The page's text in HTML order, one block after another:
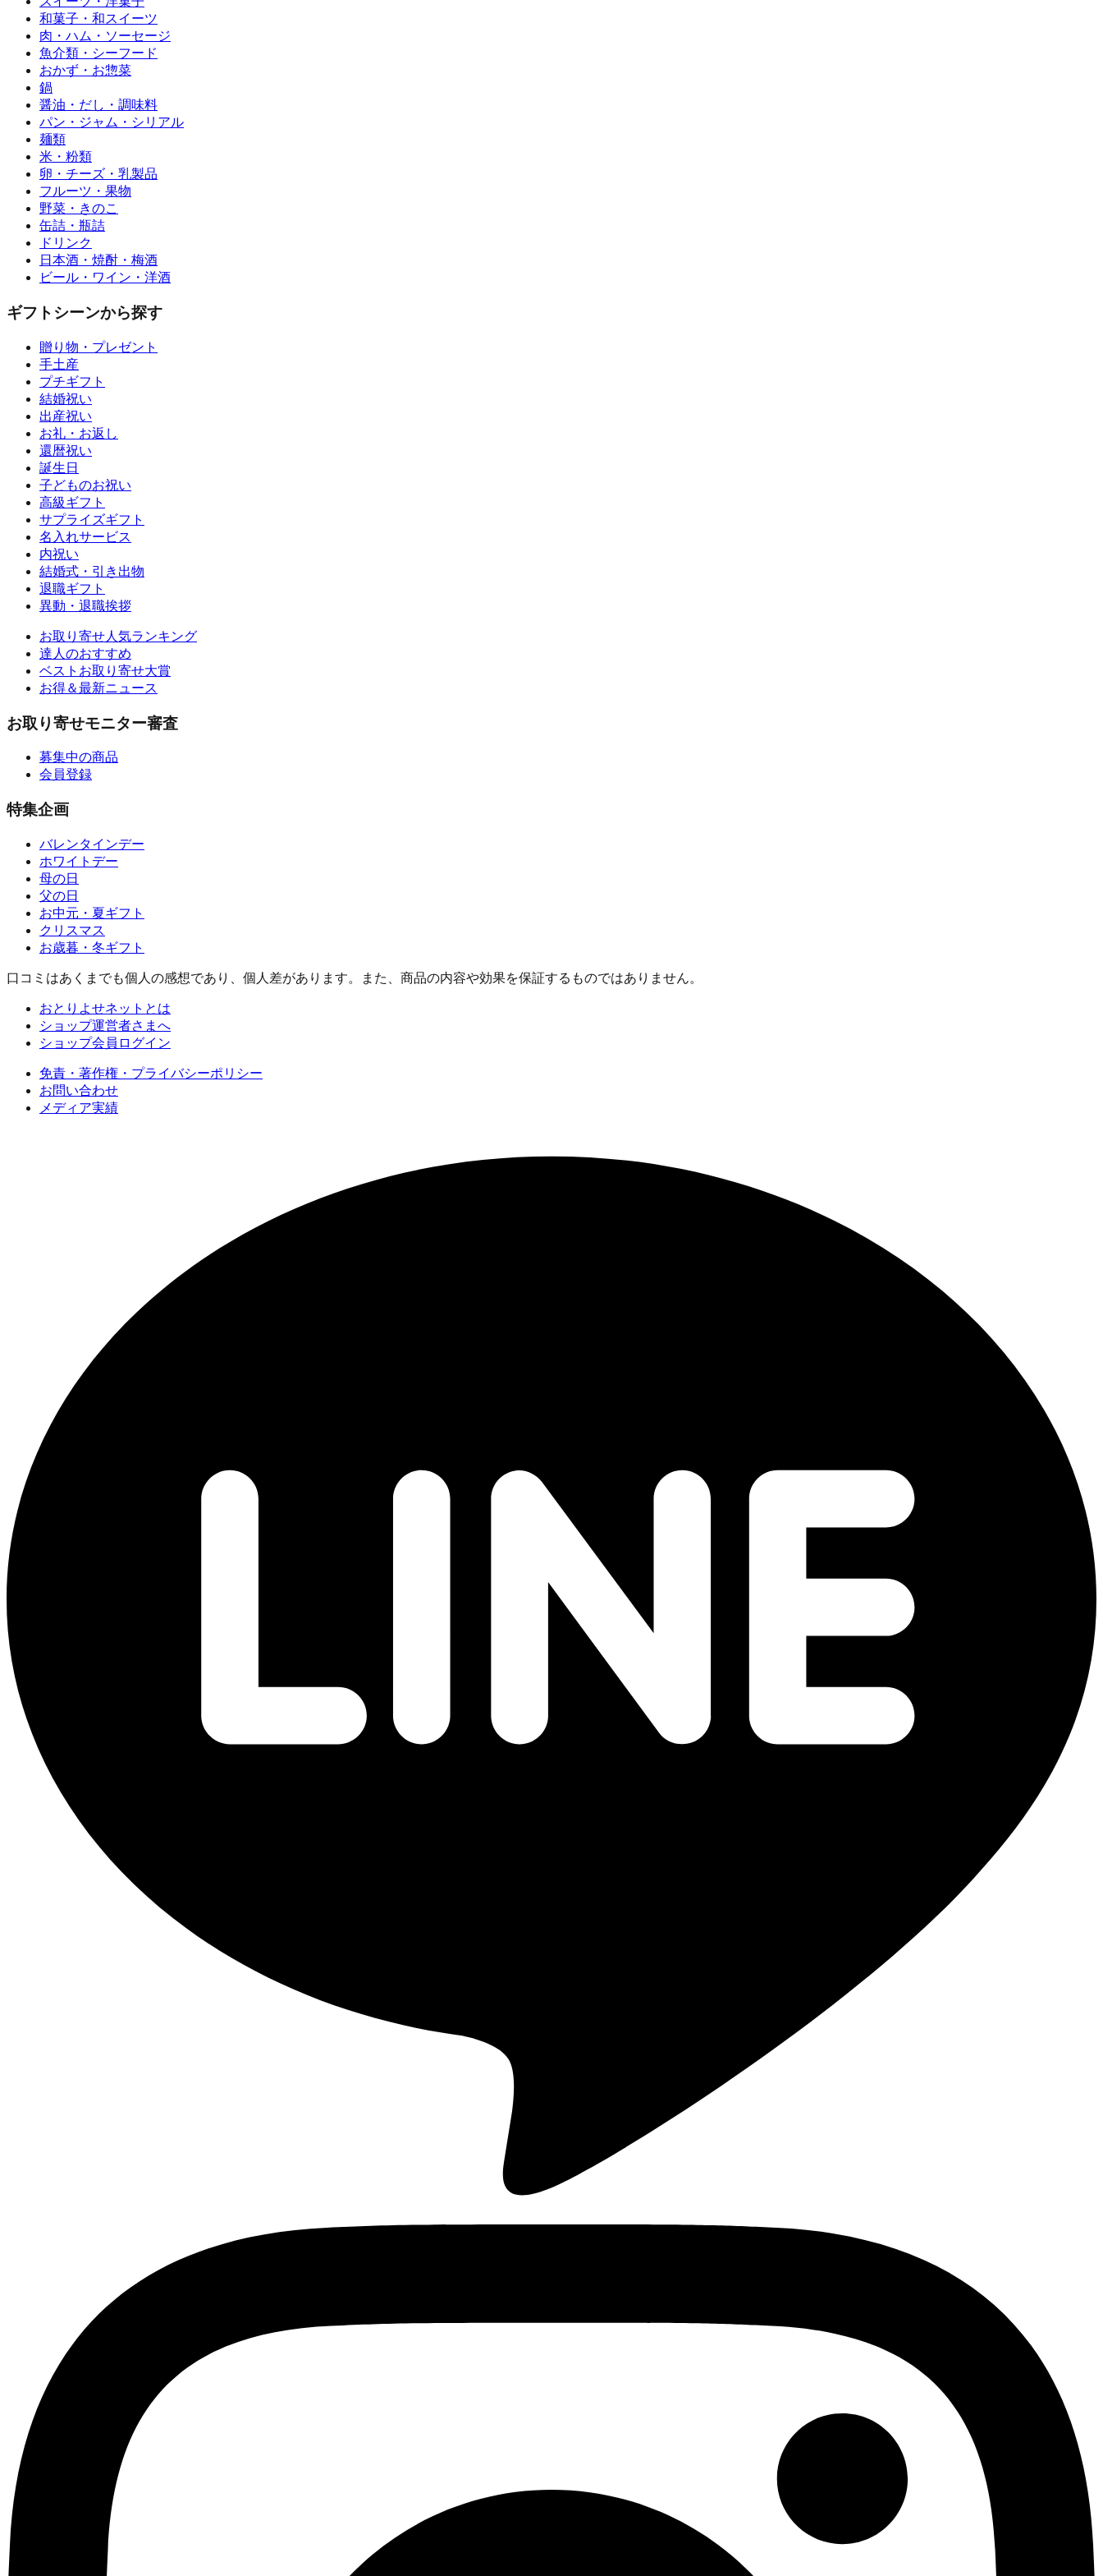
和菓子・和スイーツ
肉・ハム・ソーセージ
魚介類・シーフード
おかず・お惣菜
鍋
醤油・だし・調味料
パン・ジャム・シリアル
麺類
米・粉類
卵・チーズ・乳製品
フルーツ・果物
野菜・きのこ
缶詰・瓶詰
ドリンク
日本酒・焼酎・梅酒
ビール・ワイン・洋酒
ギフトシーンから探す
贈り物・プレゼント
手土産
プチギフト
結婚祝い
出産祝い
お礼・お返し
還暦祝い
誕生日
子どものお祝い
高級ギフト
サプライズギフト
名入れサービス
内祝い
結婚式・引き出物
退職ギフト
異動・退職挨拶
お取り寄せ人気ランキング
達人のおすすめ
ベストお取り寄せ大賞
お得＆最新ニュース
お取り寄せモニター審査
募集中の商品
会員登録
特集企画
バレンタインデー
ホワイトデー
母の日
父の日
お中元・夏ギフト
クリスマス
お歳暮・冬ギフト
口コミはあくまでも個人の感想であり、個人差があります。また、商品の内容や効果を保証するものではありません。
おとりよせネットとは
ショップ運営者さまへ
ショップ会員ログイン
免責・著作権・プライバシーポリシー
お問い合わせ
メディア実績